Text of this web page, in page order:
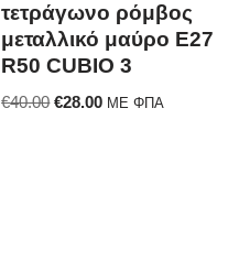
τετράγωνο ρόμβος
μεταλλικό μαύρο E27
R50 CUBIO 3
€40.00 €28.00 ΜΕ ΦΠΑ